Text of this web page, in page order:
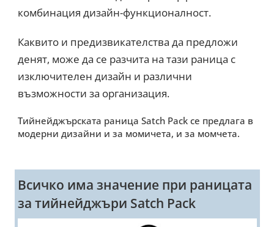
комбинация дизайн-функционалност.
Каквито и предизвикателства да предложи
денят, може да се разчита на тази раница с
изключителен дизайн и различни
възможности за организация.
Тийнейджърската раница Satch Pack се предлага в
модерни дизайни и за момичета, и за момчета.
Всичко има значение при раницата
за тийнейджъри Satch Pack